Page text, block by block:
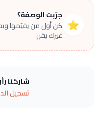
⭐
جرّبت الوصفة؟
كن أول من يقيّمها
غيرك يقرر.
شاركنا
تسجيل